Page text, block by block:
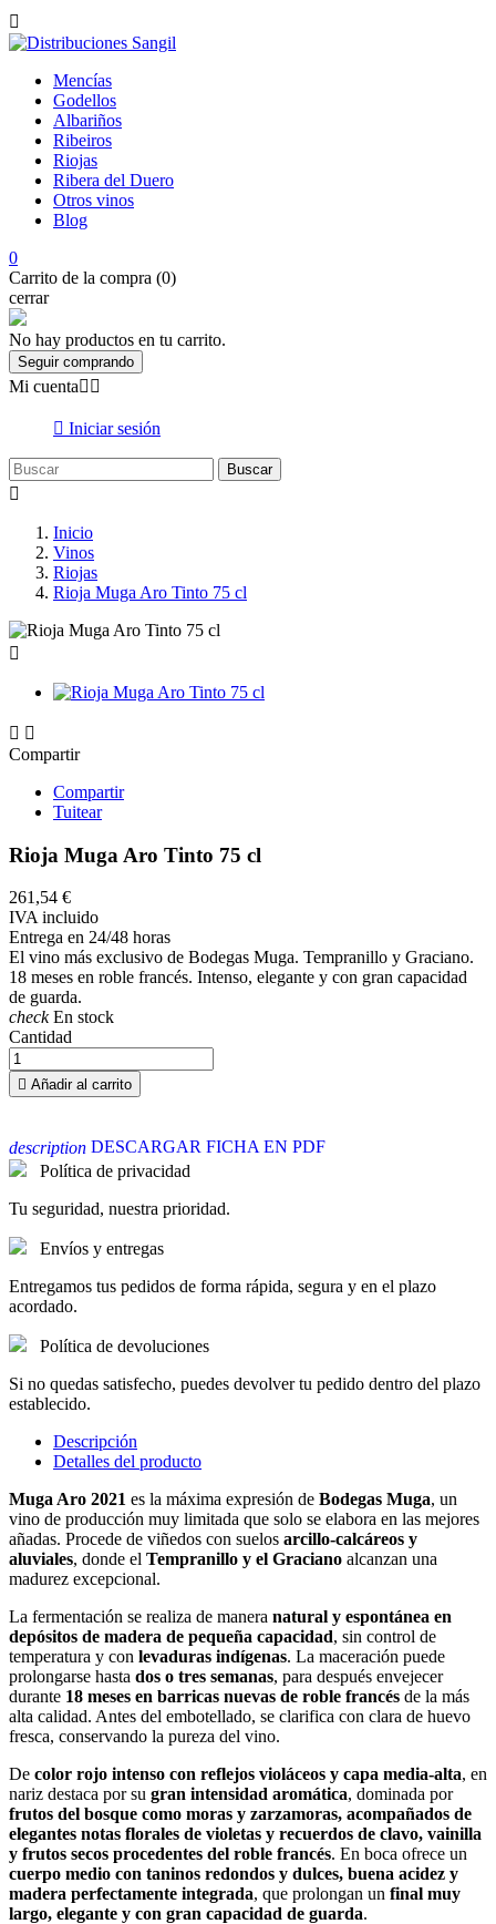

Mencías
Godellos
Albariños
Ribeiros
Riojas
Ribera del Duero
Otros vinos
Blog
0
Carrito de la compra (0)
cerrar
No hay productos en tu carrito.
Seguir comprando
Mi cuenta 
 Iniciar sesión
Buscar

Inicio
Vinos
Riojas
Rioja Muga Aro Tinto 75 cl

 
Compartir
Compartir
Tuitear
Rioja Muga Aro Tinto 75 cl
261,54 €
IVA incluido
Entrega en 24/48 horas
El vino más exclusivo de Bodegas Muga. Tempranillo y Graciano.
18 meses en roble francés. Intenso, elegante y con gran capacidad
de guarda.
checkEn stock
Cantidad
 Añadir al carrito
description DESCARGAR FICHA EN PDF
Política de privacidad
Tu seguridad, nuestra prioridad.
Envíos y entregas
Entregamos tus pedidos de forma rápida, segura y en el plazo
acordado.
Política de devoluciones
Si no quedas satisfecho, puedes devolver tu pedido dentro del plazo
establecido.
Descripción
Detalles del producto
Muga Aro 2021 es la máxima expresión de Bodegas Muga, un
vino de producción muy limitada que solo se elabora en las mejores
añadas. Procede de viñedos con suelos arcillo‑calcáreos y
aluviales, donde el Tempranillo y el Graciano alcanzan una
madurez excepcional.
La fermentación se realiza de manera natural y espontánea en
depósitos de madera de pequeña capacidad, sin control de
temperatura y con levaduras indígenas. La maceración puede
prolongarse hasta dos o tres semanas, para después envejecer
durante 18 meses en barricas nuevas de roble francés de la más
alta calidad. Antes del embotellado, se clarifica con clara de huevo
fresca, conservando la pureza del vino.
De color rojo intenso con reflejos violáceos y capa media‑alta, en
nariz destaca por su gran intensidad aromática, dominada por
frutos del bosque como moras y zarzamoras, acompañados de
elegantes notas florales de violetas y recuerdos de clavo, vainilla
y frutos secos procedentes del roble francés. En boca ofrece un
cuerpo medio con taninos redondos y dulces, buena acidez y
madera perfectamente integrada, que prolongan un final muy
largo, elegante y con gran capacidad de guarda.